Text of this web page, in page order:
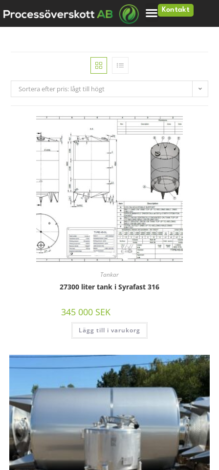
Kontakt
Sortera efter pris: lågt till högt
Tankar
27300 liter tank i Syrafast 316
345 000 SEK
Lägg till i varukorg